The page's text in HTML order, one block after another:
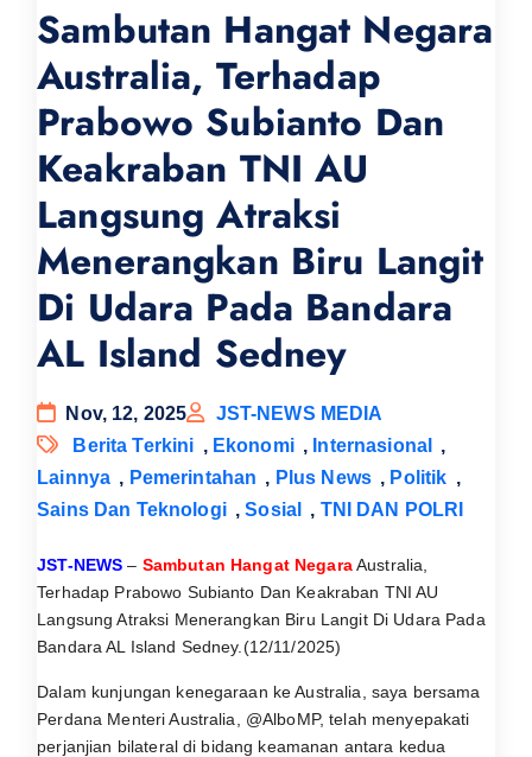
Sambutan Hangat Negara
Australia, Terhadap
Prabowo Subianto Dan
Keakraban TNI AU
Langsung Atraksi
Menerangkan Biru Langit
Di Udara Pada Bandara
AL Island Sedney
Nov, 12, 2025
JST-NEWS MEDIA
Berita Terkini , Ekonomi , Internasional
,
Lainnya , Pemerintahan , Plus News , Politik ,
Sains Dan Teknologi ,Sosial , TNI DAN POLRI
JST-NEWS – Sambutan Hangat NegaraAustralia,
Terhadap Prabowo Subianto Dan Keakraban TNI AU
Langsung Atraksi Menerangkan Biru Langit Di Udara Pada
Bandara AL Island Sedney.(12/11/2025)
Dalam kunjungan kenegaraan ke Australia, saya bersama
Perdana Menteri Australia, @AlboMP, telah menyepakati
perjanjian bilateral di bidang keamanan antara kedua